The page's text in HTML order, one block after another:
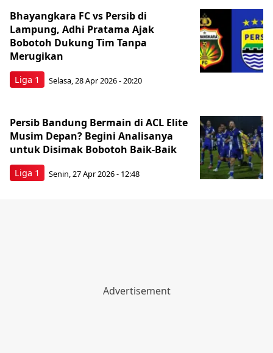
Liga 1
Bhayangkara FC vs Persib di
Lampung, Adhi Pratama Ajak
Bobotoh Dukung Tim Tanpa
Merugikan
Selasa, 28 Apr 2026 - 20:20
Liga 1
Persib Bandung Bermain di ACL Elite
Musim Depan? Begini Analisanya
untuk Disimak Bobotoh Baik-Baik
Senin, 27 Apr 2026 - 12:48